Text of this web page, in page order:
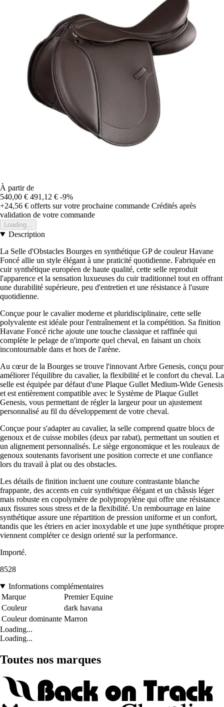
À partir de
540,00 € 491,12 € -9%
+24,56 € offerts sur votre prochaine commande Crédités après
validation de votre commande
Loading...
Description
La Selle d'Obstacles Bourges en synthétique GP de couleur Havane
Foncé allie un style élégant à une praticité quotidienne. Fabriquée en
cuir synthétique européen de haute qualité, cette selle reproduit
l'apparence et la sensation luxueuses du cuir traditionnel tout en offrant
une durabilité supérieure, peu d'entretien et une résistance à l'usure
quotidienne.
Conçue pour le cavalier moderne et pluridisciplinaire, cette selle
polyvalente est idéale pour l'entraînement et la compétition. Sa finition
Havane Foncé riche ajoute une touche classique et raffinée qui
complète le pelage de n'importe quel cheval, en faisant un choix
incontournable dans et hors de l'arène.
Au cœur de la Bourges se trouve l'innovant Arbre Genesis, conçu pour
améliorer l'équilibre du cavalier, la flexibilité et le confort du cheval. La
selle est équipée par défaut d'une Plaque Gullet Medium-Wide Genesis
et est entièrement compatible avec le Système de Plaque Gullet
Genesis, vous permettant de régler la largeur pour un ajustement
personnalisé au fil du développement de votre cheval.
Conçue pour s'adapter au cavalier, la selle comprend quatre blocs de
genoux et de cuisse mobiles (deux par rabat), permettant un soutien et
un alignement personnalisés. Le siège ergonomique et les rouleaux de
genoux soutenants favorisent une position correcte et une confiance
lors du travail à plat ou des obstacles.
Les détails de finition incluent une couture contrastante blanche
frappante, des accents en cuir synthétique élégant et un châssis léger
mais robuste en copolymère de polypropylène qui offre une résistance
aux fissures sous stress et de la flexibilité. Un rembourrage en laine
synthétique assure une répartition de pression uniforme et un confort,
tandis que les étriers en acier inoxydable et une jupe synthétique propre
viennent compléter ce design orienté sur la performance.
Importé.
8528
Informations complémentaires
Marque
Premier Equine
Couleur
dark havana
Couleur dominante Marron
Loading...
Loading...
Toutes nos marques